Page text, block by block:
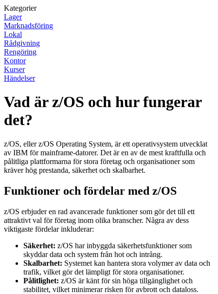
Kategorier
Lager
Marknadsföring
Lokal
Rådgivning
Rengöring
Kontor
Kurser
Händelser
Vad är z/OS och hur fungerar
det?
z/OS, eller z/OS Operating System, är ett operativsystem utvecklat
av IBM för mainframe-datorer. Det är en av de mest kraftfulla och
pålitliga plattformarna för stora företag och organisationer som
kräver hög prestanda, säkerhet och skalbarhet.
Funktioner och fördelar med z/OS
z/OS erbjuder en rad avancerade funktioner som gör det till ett
attraktivt val för företag inom olika branscher. Några av dess
viktigaste fördelar inkluderar:
Säkerhet: z/OS har inbyggda säkerhetsfunktioner som
skyddar data och system från hot och intrång.
Skalbarhet: Systemet kan hantera stora volymer av data och
trafik, vilket gör det lämpligt för stora organisationer.
Pålitlighet: z/OS är känt för sin höga tillgänglighet och
stabilitet, vilket minimerar risken för avbrott och dataloss.